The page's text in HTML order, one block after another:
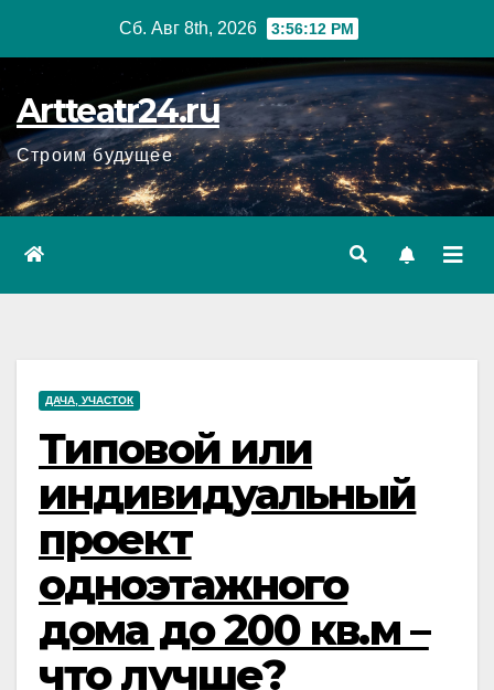
Сб. Авг 8th, 2026 3:56:13 PM
Artteatr24.ru
Строим будущее
ДАЧА, УЧАСТОК
Типовой или
индивидуальный
проект
одноэтажного
дома до 200 кв.м –
что лучше?